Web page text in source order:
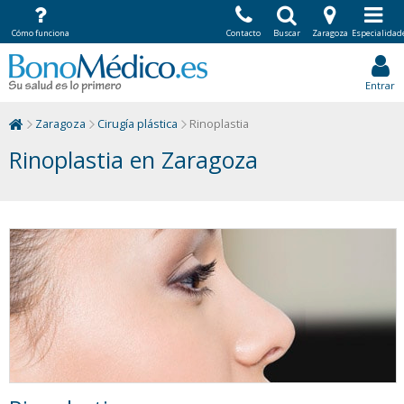
Entrar
Zaragoza Cirugía plástica Rinoplastia
Rinoplastia en Zaragoza
Cómo funciona Contacto Buscar Zaragoza